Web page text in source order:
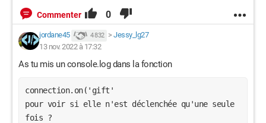
}
}
function sanitize(text) {
return text.replace(/</g, '<')
Commenter 0
jordane45 4 832 > Jessy_lg27
13 nov. 2022 à 17:32
As tu mis un console.log dans la fonction
connection.on('gift'
pour voir si elle n'est déclenchée qu'une seule
fois ?